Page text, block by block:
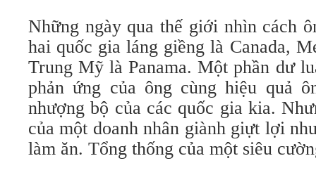
Những ngày qua thế giới nhìn cách
hai quốc gia láng giềng là Canada,
Trung Mỹ là Panama. Một phần dư
phản ứng của ông cùng hiệu quả
nhượng bộ của các quốc gia kia.
của một doanh nhân giành giựt lợi
làm ăn. Tổng thống của một siêu